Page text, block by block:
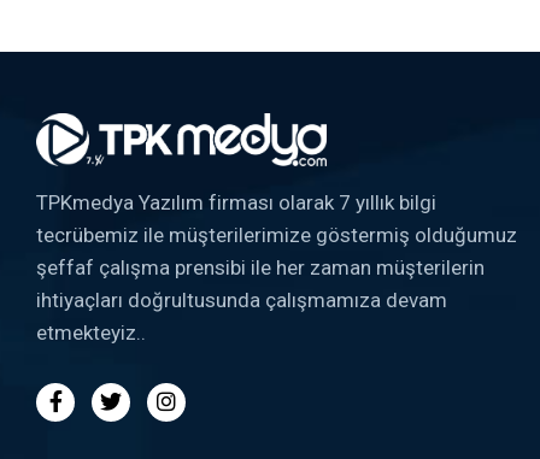
TPKmedya Yazılım firması olarak 7 yıllık bilgi
tecrübemiz ile müşterilerimize göstermiş olduğumuz
şeffaf çalışma prensibi ile her zaman müşterilerin
ihtiyaçları doğrultusunda çalışmamıza devam
etmekteyiz..